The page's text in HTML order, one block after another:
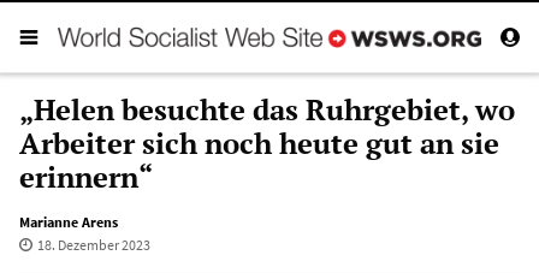
„Helen besuchte das Ruhrgebiet, wo
Arbeiter sich noch heute gut an sie
erinnern“
Marianne Arens
18. Dezember 2023